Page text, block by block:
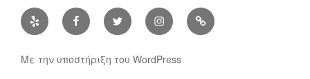
Yelp FacebookTwitter InstagramΔιεύθυνση
ηλ.
Με την υποστήριξη του WordPress